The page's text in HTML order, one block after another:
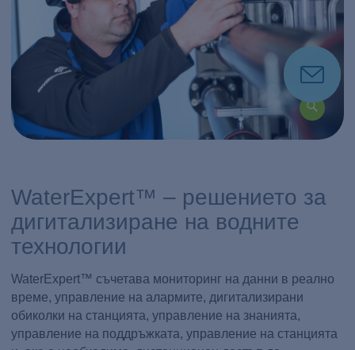
WaterExpert™ – решението за
дигитализиране на водните
технологии
WaterExpert™ съчетава мониторинг на данни в реално
време, управление на алармите, дигитализирани
обиколки на станцията, управление на знанията,
управление на поддръжката, управление на станцията